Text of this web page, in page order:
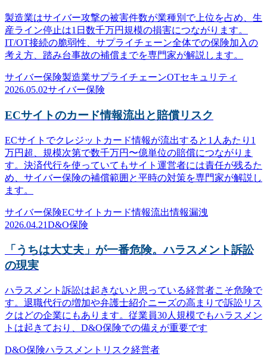
製造業はサイバー攻撃の被害件数が業種別で上位を占め、生
産ライン停止は1日数千万円規模の損害につながります。
IT/OT接続の脆弱性、サプライチェーン全体での保険加入の
考え方、踏み台事故の補償までを専門家が解説します。
サイバー保険製造業サプライチェーンOTセキュリティ
2026.05.02サイバー保険
ECサイトのカード情報流出と賠償リスク
ECサイトでクレジットカード情報が流出すると1人あたり1
万円超、規模次第で数千万円〜億単位の賠償につながりま
す。決済代行を使っていてもサイト運営者には責任が残るた
め、サイバー保険の補償範囲と平時の対策を専門家が解説し
ます。
サイバー保険ECサイト カード情報流出情報漏洩
2026.04.21D&O保険
「うちは大丈夫」が一番危険。ハラスメント訴訟
の現実
ハラスメント訴訟は起きないと思っている経営者こそ危険で
す。退職代行の増加や弁護士紹介ニーズの高まりで訴訟リス
クはどの企業にもあります。従業員30人規模でもハラスメン
トは起きており、D&O保険での備えが重要です
D&O保険ハラスメント リスク経営者